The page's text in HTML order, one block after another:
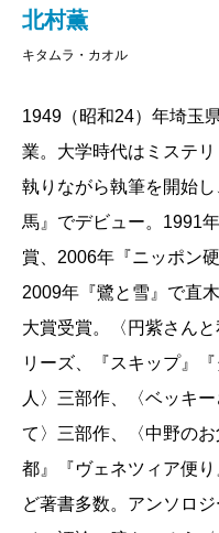
んの人の記憶や記録や
いや時の流れが折り重
のなかに「たまらなく
「孤島の牢に閉じ込め
ま荒海に投げ込まれる
した」と語られる（こ
りたくてうずうずする
んでいただくとして、
六の新聞小説『バナナ
でてくる場面が強く記
はまた、新聞の連載漫
の～ ほねはァばらばら
と。ああ、わかる、と
思ってしまうのは、た
北村薫
キタムラ・カオル
1949（昭和24）年埼玉
業。大学時代はミステ
執りながら執筆を開始
馬』でデビュー。1991
賞、2006年『ニッポン
2009年『鷺と雪』で直
大賞受賞。〈円紫さん
リーズ、『スキップ』
人〉三部作、〈ベッキ
て〉三部作、〈中野の
都』『ヴェネツィア便
ど著書多数。アンソロ